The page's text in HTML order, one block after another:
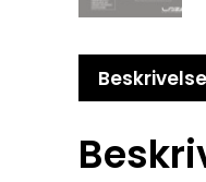
Beskrivelse